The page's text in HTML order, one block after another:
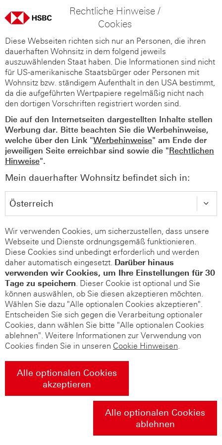
Rechtliche Hinweise /
Cookies
Diese Webseiten richten sich nur an Personen, die ihren
dauerhaften Wohnsitz in dem folgend jeweils
auszuwählenden Staat haben. Die Informationen sind nicht
für US-amerikanische Staatsbürger oder Personen mit
Wohnsitz bzw. ständigem Aufenthalt in den USA bestimmt,
da die aufgeführten Wertpapiere regelmäßig nicht nach
den dortigen Vorschriften registriert worden sind.
Die auf den Internetseiten dargestellten Inhalte stellen
Werbung dar. Bitte beachten Sie die Werbehinweise,
welche über den Link "Werbehinweise" am Ende der
jeweiligen Seite erreichbar sind sowie die "Rechtlichen
Hinweise".
Mein dauerhafter Wohnsitz befindet sich in:
Wir verwenden Cookies, um sicherzustellen, dass unsere
Webseite und Dienste ordnungsgemäß funktionieren.
Diese Cookies sind unbedingt erforderlich und werden
daher automatisch eingesetzt. Darüber hinaus
verwenden wir Cookies, um Ihre Einstellungen für 30
Tage zu speichern. Dieser Cookie ist optional und Sie
können auswählen, ob Sie diesen akzeptieren möchten.
Wählen Sie dazu "Alle optionalen Cookies akzeptieren".
Entscheiden Sie sich gegen die Verarbeitung optionaler
Cookies, dann wählen Sie bitte "Alle optionalen Cookies
ablehnen". Weitere Informationen zur Verwendung von
Cookies finden Sie in unseren Cookie Hinweisen.
Alle optionalen Cookies
akzeptieren
Alle optionalen Cookies
ablehnen